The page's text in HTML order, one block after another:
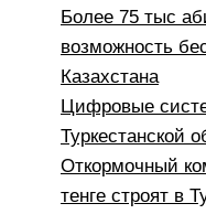
Более 75 тыс
возможность
Казахстана
Цифровые
Туркестанской
Откормочный
тенге строят в